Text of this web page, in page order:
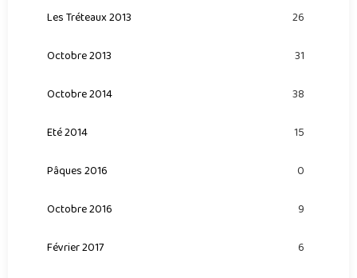
Les Tréteaux 2013 26
Octobre 2013 31
Octobre 2014 38
Eté 2014 15
Pâques 2016 0
Octobre 2016 9
Février 2017 6